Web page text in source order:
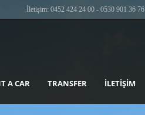
İletişim: 0452 424 24 00 - 0530 901 36 76
A CAR TRANSFER İLETIŞIM